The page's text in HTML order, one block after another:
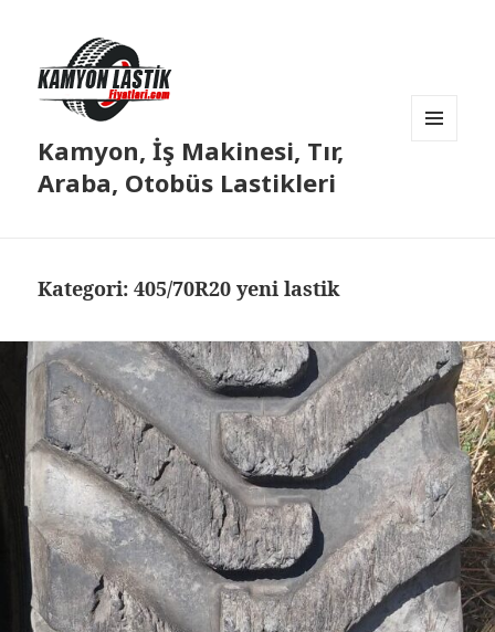
Kamyon, İş Makinesi, Tır,
Araba, Otobüs Lastikleri
Kategori:405/70R20 yeni lastik